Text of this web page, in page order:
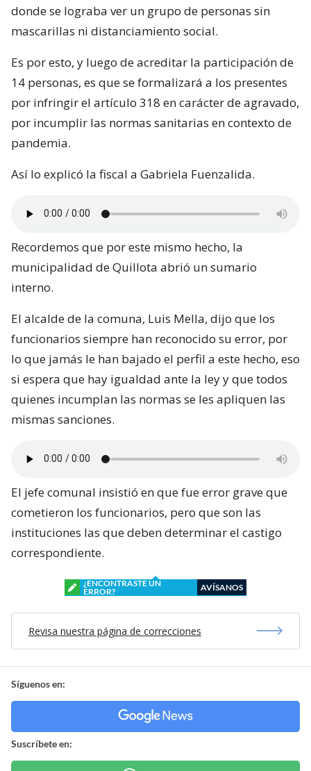
donde se lograba ver un grupo de personas sin
mascarillas ni distanciamiento social.
Es por esto, y luego de acreditar la participación de
14 personas, es que se formalizará a los presentes
por infringir el artículo 318 en carácter de agravado,
por incumplir las normas sanitarias en contexto de
pandemia.
Así lo explicó la fiscal a Gabriela Fuenzalida.
Recordemos que por este mismo hecho, la
municipalidad de Quillota abrió un sumario
interno.
El alcalde de la comuna, Luis Mella, dijo que los
funcionarios siempre han reconocido su error, por
lo que jamás le han bajado el perfil a este hecho, eso
si espera que hay igualdad ante la ley y que todos
quienes incumplan las normas se les apliquen las
mismas sanciones.
El jefe comunal insistió en que fue error grave que
cometieron los funcionarios, pero que son las
instituciones las que deben determinar el castigo
correspondiente.
¿ENCONTRASTE UN
ERROR?
AVÍSANOS
Revisa nuestra página de correcciones
Síguenos en:
Suscríbete en: